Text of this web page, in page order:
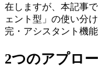
在しますが、本記事
ェント型」の使い分
完・アシスタント機
2つのアプロ